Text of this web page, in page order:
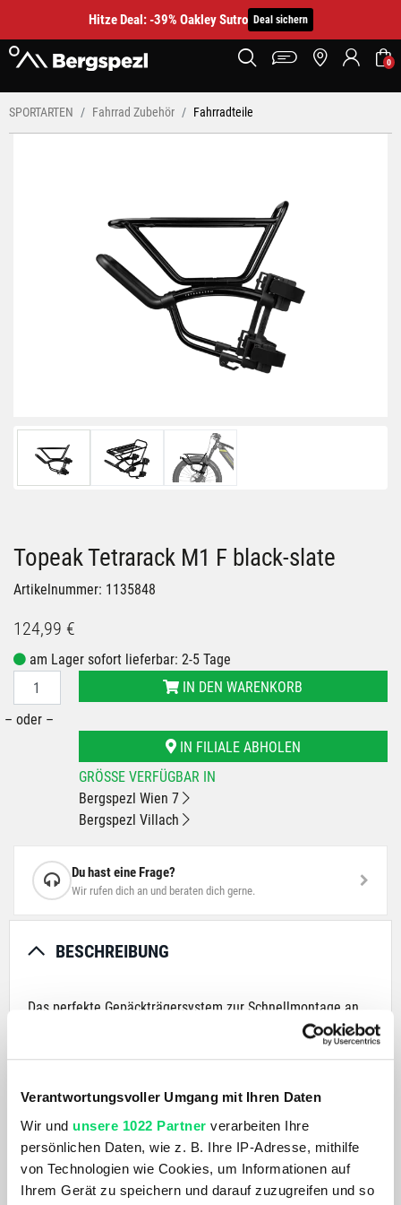
Verantwortungsvoller Umgang mit Ihren Daten
Wir und unsere 1022 Partner verarbeiten Ihre
persönlichen Daten, wie z. B. Ihre IP-Adresse, mithilfe
von Technologien wie Cookies, um Informationen auf
Ihrem Gerät zu speichern und darauf zuzugreifen und so
Hitze Deal: -39% Oakley Sutro Deal sichern
0
SPORTARTEN Fahrrad Zubehör Fahrradteile
Topeak Tetrarack M1 F black-slate
Artikelnummer: 1135848
124,99 €
am Lager sofort lieferbar: 2-5 Tage
IN DEN WARENKORB
– oder –
IN FILIALE ABHOLEN
GRÖSSE VERFÜGBAR IN
Bergspezl Wien 7
Bergspezl Villach
Du hast eine Frage?
Wir rufen dich an und beraten dich gerne.
BESCHREIBUNG
Das perfekte Gepäckträgersystem zur Schnellmontage an
MTB-Federgabeln oder starren Aluminium-/Stahl-/Titan-
Gabeln ohne Montageösen. Der Frontgepäckträger mit
Trägerplatte, die sich unabhängig vom Winkel der Gabel
aufgeschoben, verriegelt und mit nur einem Knopfdruck
wieder abgenommen werden. Das clevere Klettverschluss-
Montagesystem ermöglicht die Montage an einer Vielzahl